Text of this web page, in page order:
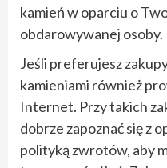
kamień w oparciu o
obdarowywanej osoby.
Jeśli preferujesz
kamieniami również
Internet. Przy takich
dobrze zapoznać się z
polityką zwrotów, aby